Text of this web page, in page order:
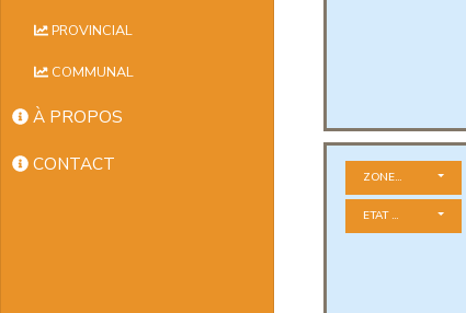
PROVINCIAL
COMMUNAL
À PROPOS
CONTACT
ZONE
ETAT DES